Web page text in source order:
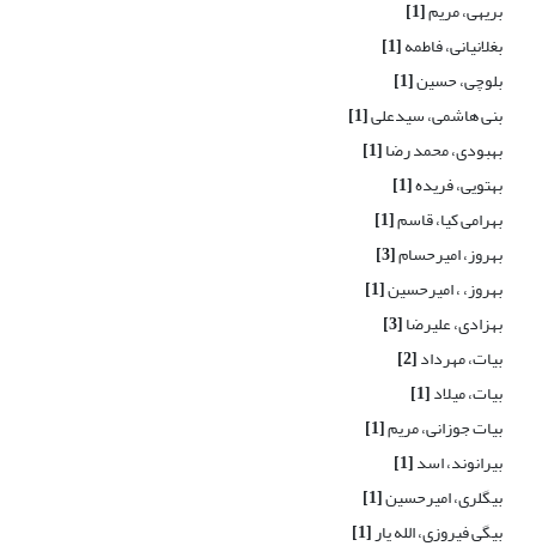
بریهی، مریم[1]
بغلانیانی، فاطمه[1]
بلوچی، حسین[1]
بنی هاشمی، سیدعلی[1]
بهبودی، محمد رضا[1]
بهتویی، فریده[1]
بهرامی کیا، قاسم[1]
بهروز، امیرحسام[3]
بهروز، ، امیرحسین[1]
بهزادی، علیرضا[3]
بیات، مهرداد[2]
بیات، میلاد[1]
بیات جوزانی، مریم[1]
بیرانوند، اسد[1]
بیگلری، امیرحسین[1]
بیگی فیروزی، الله یار[1]